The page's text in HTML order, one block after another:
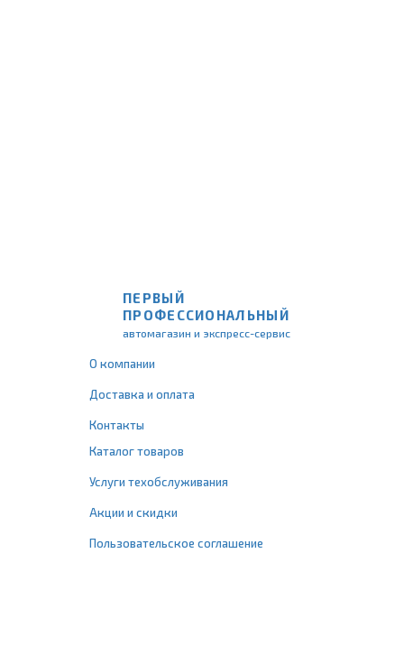
ПЕРВЫЙ
ПРОФЕССИОНАЛЬНЫЙ
автомагазин и экспресс-сервис
О компании
Доставка и оплата
Контакты
Каталог товаров
Услуги техобслуживания
Акции и скидки
Пользовательское соглашение